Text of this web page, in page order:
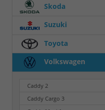
Skoda
Suzuki
Toyota
Volkswagen
Caddy 2
Caddy Cargo 3